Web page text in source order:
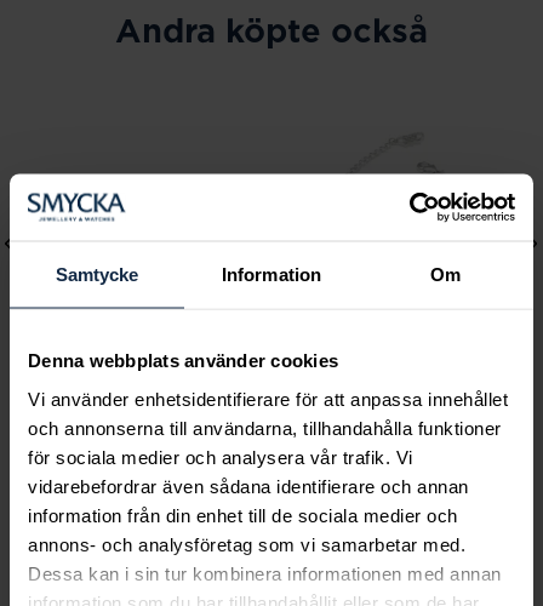
Samtycke Information Om
Denna webbplats använder cookies
Vi använder enhetsidentifierare för att anpassa innehållet
och annonserna till användarna, tillhandahålla funktioner
för sociala medier och analysera vår trafik. Vi
vidarebefordrar även sådana identifierare och annan
information från din enhet till de sociala medier och
annons- och analysföretag som vi samarbetar med.
Dessa kan i sin tur kombinera informationen med annan
information som du har tillhandahållit eller som de har
Andra köpte också
Caroline Svedbom
Chrysolite
Pris:895 kr
895 kr
Lily and Rose
Emily pearl bracelet -
Ivory
Pris:349 kr
349 kr